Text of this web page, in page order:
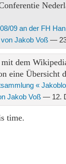
09 an der FH
Jakob Voß —
dem
eine
«
Jakob Voß — 12.
time.